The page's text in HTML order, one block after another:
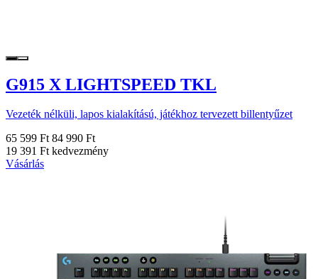
G915 X LIGHTSPEED TKL
Vezeték nélküli, lapos kialakítású, játékhoz tervezett billentyűzet
65 599 Ft 84 990 Ft
19 391 Ft kedvezmény
Vásárlás